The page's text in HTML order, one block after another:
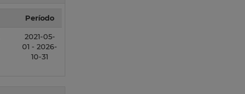
Período
2021-05-
01 - 2026-
10-31